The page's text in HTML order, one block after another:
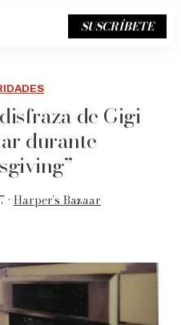
SUSCRÍBETE
de Gigi
durante
• Harper’s Bazaar